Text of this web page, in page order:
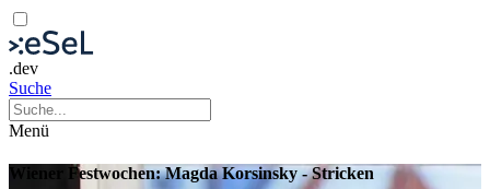
.dev
Suche
Menü
Wiener Festwochen: Magda Korsinsky - Stricken